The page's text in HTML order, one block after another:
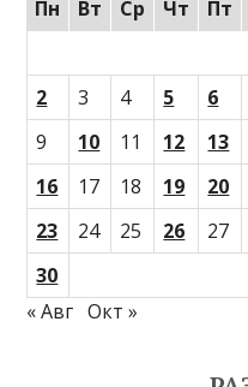
Пн
Вт Ср Чт Пт
2
3 4 5 6
9
10 11 12 13
16
17 18 19 20
23
24 25 26 27
30
« Авг Окт »